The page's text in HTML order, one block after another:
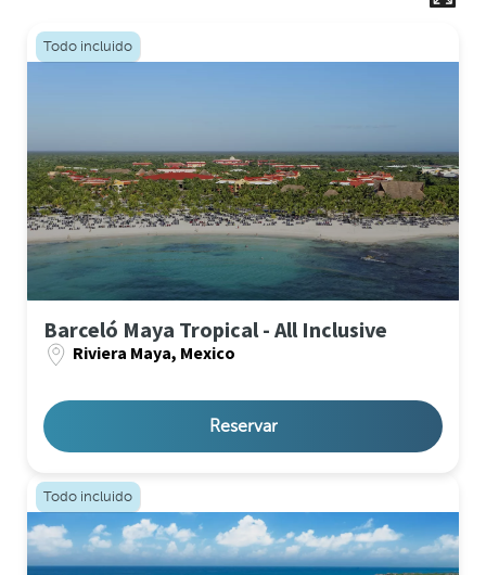
Todo incluido
Barceló Maya Tropical - All Inclusive
Riviera Maya, Mexico
Reservar
Todo incluido